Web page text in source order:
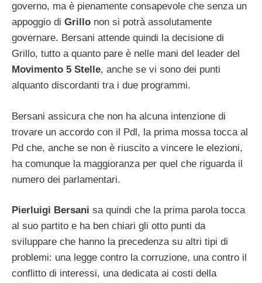
governo, ma è pienamente consapevole che senza un
appoggio di Grillo non si potrà assolutamente
governare. Bersani attende quindi la decisione di
Grillo, tutto a quanto pare è nelle mani del leader del
Movimento 5 Stelle, anche se vi sono dei punti
alquanto discordanti tra i due programmi.
Bersani assicura che non ha alcuna intenzione di
trovare un accordo con il Pdl, la prima mossa tocca al
Pd che, anche se non è riuscito a vincere le elezioni,
ha comunque la maggioranza per quel che riguarda il
numero dei parlamentari.
Pierluigi Bersani sa quindi che la prima parola tocca
al suo partito e ha ben chiari gli otto punti da
sviluppare che hanno la precedenza su altri tipi di
problemi: una legge contro la corruzione, una contro il
conflitto di interessi, una dedicata ai costi della